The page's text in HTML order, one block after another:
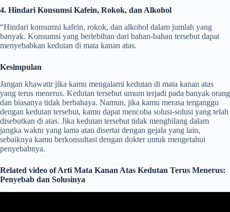
4. Hindari Konsumsi Kafein, Rokok, dan Alkohol
“Hindari konsumsi kafein, rokok, dan alkohol dalam jumlah yang
banyak. Konsumsi yang berlebihan dari bahan-bahan tersebut dapat
menyebabkan kedutan di mata kanan atas.
Kesimpulan
Jangan khawatir jika kamu mengalami kedutan di mata kanan atas
yang terus menerus. Kedutan tersebut umum terjadi pada banyak orang
dan biasanya tidak berbahaya. Namun, jika kamu merasa terganggu
dengan kedutan tersebut, kamu dapat mencoba solusi-solusi yang telah
disebutkan di atas. Jika kedutan tersebut tidak menghilang dalam
jangka waktu yang lama atau disertai dengan gejala yang lain,
sebaiknya kamu berkonsultasi dengan dokter untuk mengetahui
penyebabnya.
Related video of Arti Mata Kanan Atas Kedutan Terus Menerus:
Penyebab dan Solusinya